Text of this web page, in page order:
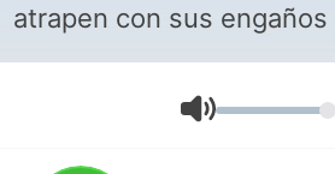
atrapen con sus engaños
Volumen